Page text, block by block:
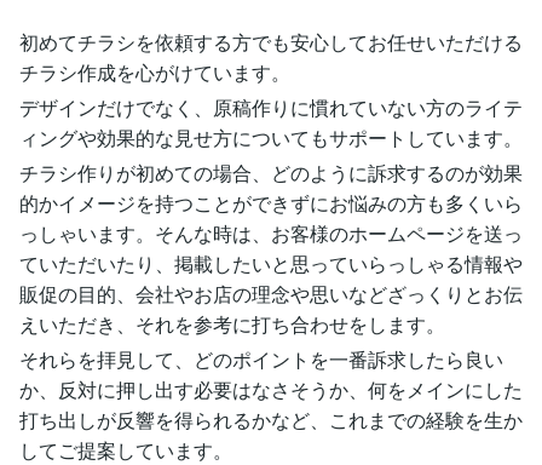
初めてチラシを依頼する方でも安心してお任せいただける
チラシ作成を心がけています。
デザインだけでなく、原稿作りに慣れていない方のライテ
ィングや効果的な見せ方についてもサポートしています。
チラシ作りが初めての場合、どのように訴求するのが効果
的かイメージを持つことができずにお悩みの方も多くいら
っしゃいます。そんな時は、お客様のホームページを送っ
ていただいたり、掲載したいと思っていらっしゃる情報や
販促の目的、会社やお店の理念や思いなどざっくりとお伝
えいただき、それを参考に打ち合わせをします。
それらを拝見して、どのポイントを一番訴求したら良い
か、反対に押し出す必要はなさそうか、何をメインにした
打ち出しが反響を得られるかなど、これまでの経験を生か
してご提案しています。